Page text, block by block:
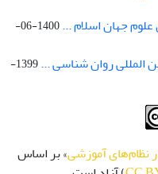
1400-06-
المللی روان شناسی ...
1399-
آموزشی» بر اساس